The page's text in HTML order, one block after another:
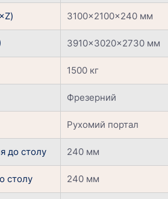
3100×2100×240 мм
3910×3020×2730 мм
1500 кг
Фрезерний
Рухомий портал
до столу 240 мм
столу 240 мм